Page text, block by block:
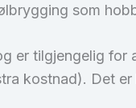
som
er tilgjengelig for
kostnad). Det